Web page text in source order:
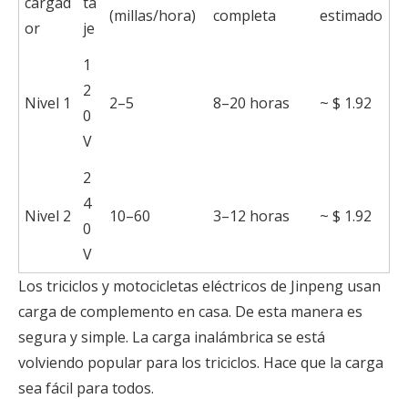
or
je
(millas/hora) completa estimado
Nivel 1
1
2
0
V
2–5 8–20 horas ~ $ 1.92
Nivel 2
2
4
0
V
10–60 3–12 horas ~ $ 1.92
Los triciclos y motocicletas eléctricos de Jinpeng usan
carga de complemento en casa. De esta manera es
segura y simple. La carga inalámbrica se está
volviendo popular para los triciclos. Hace que la carga
sea fácil para todos.